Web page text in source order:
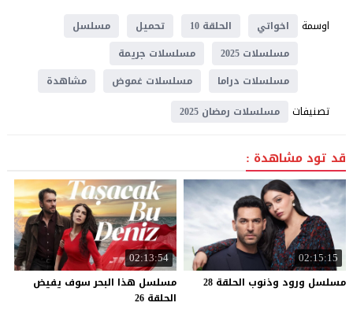
اوسمة
اخواتي الحلقة 10 تحميل
مسلسل
مسلسلات 2025
مسلسلات جريمة
مسلسلات دراما
مسلسلات غموض مشاهدة
تصنيفات مسلسلات رمضان 2025
قد تود مشاهدة :
02:15:15
مسلسل ورود وذنوب الحلقة 28
02:13:54
مسلسل هذا البحر سوف يفيض
الحلقة 26